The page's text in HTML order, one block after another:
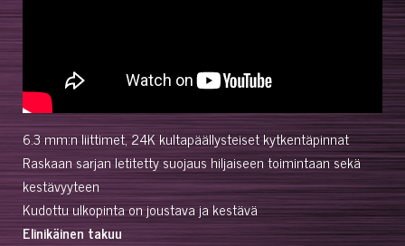
6.3 mm:n liittimet, 24K kultapäällysteiset kytkentäpinnat
Raskaan sarjan letitetty suojaus hiljaiseen toimintaan sekä
kestävyyteen
Kudottu ulkopinta on joustava ja kestävä
Elinikäinen takuu